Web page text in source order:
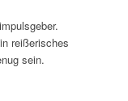
reißerisches
sein.